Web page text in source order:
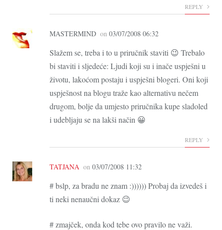
REPLY
MASTERMIND on 03/07/2008 06:32
Slažem se, treba i to u priručnik staviti 😉 Trebalo
bi staviti i sljedeće: Ljudi koji su i inače uspješni u
životu, lakoćom postaju i uspješni blogeri. Oni koji
uspješnost na blogu traže kao alternativu nečem
drugom, bolje da umjesto priručnika kupe sladoled
i udebljaju se na lakši način 😀
REPLY
TATJANA on 03/07/2008 11:32
# bslp, za bradu ne znam :)))))) Probaj da izvedeš i
ti neki nenaučni dokaz 😉
# zmajček, onda kod tebe ovo pravilo ne važi.